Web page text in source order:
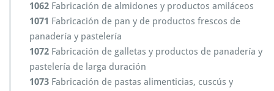
1062 Fabricación de almidones y productos amiláceos
1071 Fabricación de pan y de productos frescos de
panadería y pastelería
1072 Fabricación de galletas y productos de panadería y
pastelería de larga duración
1073 Fabricación de pastas alimenticias, cuscús y